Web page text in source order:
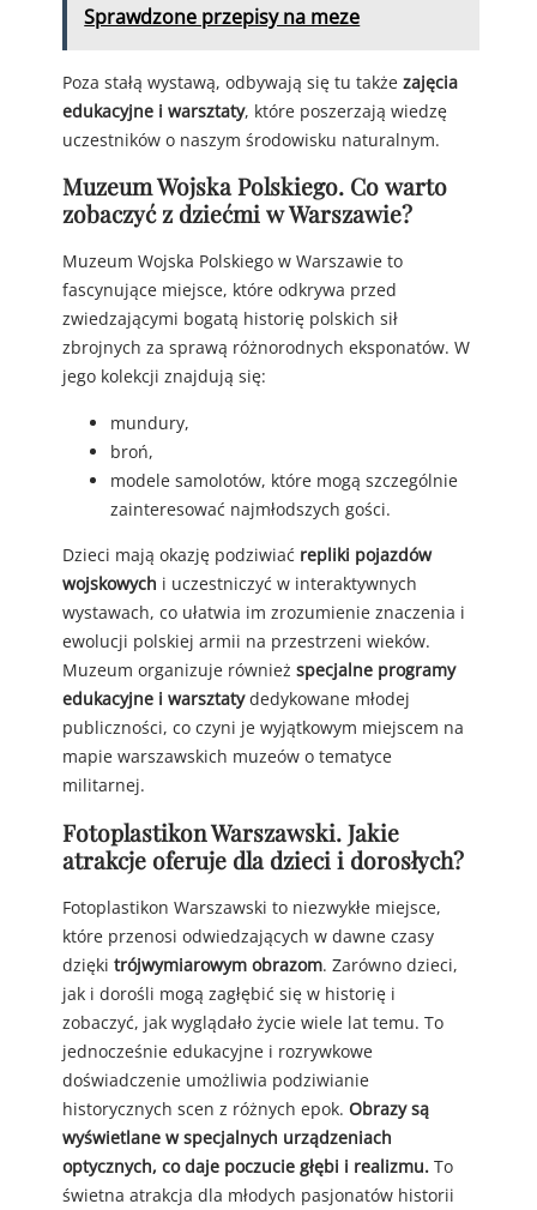
Sprawdzone przepisy na meze
Poza stałą wystawą, odbywają się tu także zajęcia
edukacyjne i warsztaty, które poszerzają wiedzę
uczestników o naszym środowisku naturalnym.
Muzeum Wojska Polskiego. Co warto
zobaczyć z dziećmi w Warszawie?
Muzeum Wojska Polskiego w Warszawie to
fascynujące miejsce, które odkrywa przed
zwiedzającymi bogatą historię polskich sił
zbrojnych za sprawą różnorodnych eksponatów. W
jego kolekcji znajdują się:
mundury,
broń,
modele samolotów, które mogą szczególnie
zainteresować najmłodszych gości.
Dzieci mają okazję podziwiać repliki pojazdów
wojskowych i uczestniczyć w interaktywnych
wystawach, co ułatwia im zrozumienie znaczenia i
ewolucji polskiej armii na przestrzeni wieków.
Muzeum organizuje również specjalne programy
edukacyjne i warsztatydedykowane młodej
publiczności, co czyni je wyjątkowym miejscem na
mapie warszawskich muzeów o tematyce
militarnej.
Fotoplastikon Warszawski. Jakie
atrakcje oferuje dla dzieci i dorosłych?
Fotoplastikon Warszawski to niezwykłe miejsce,
które przenosi odwiedzających w dawne czasy
dzięki trójwymiarowym obrazom. Zarówno dzieci,
jak i dorośli mogą zagłębić się w historię i
zobaczyć, jak wyglądało życie wiele lat temu. To
jednocześnie edukacyjne i rozrywkowe
doświadczenie umożliwia podziwianie
historycznych scen z różnych epok. Obrazy są
wyświetlane w specjalnych urządzeniach
optycznych, co daje poczucie głębi i realizmu. To
świetna atrakcja dla młodych pasjonatów historii